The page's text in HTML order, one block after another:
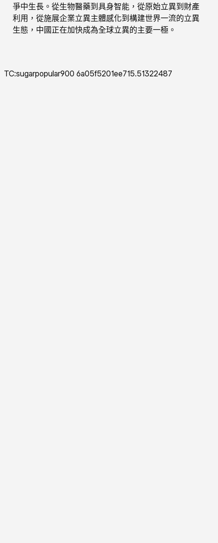
爭中生長。從生物醫藥到具身智能，從原始立異到財產
利用，從施展企業立異主體感化到構建世界一流的立異
生態，中國正在加快成為全球立異的主要一極。
TC:sugarpopular900 6a05f5201ee715.51322487